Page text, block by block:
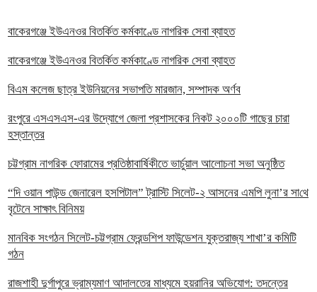
বাকেরগঞ্জে ইউএনওর বিতর্কিত কর্মকাণ্ডে নাগরিক সেবা ব্যাহত
বাকেরগঞ্জে ইউএনওর বিতর্কিত কর্মকাণ্ডে নাগরিক সেবা ব্যাহত
বিএম কলেজ ছাত্র ইউনিয়নের সভাপতি মারজান, সম্পাদক অর্ণব
রংপুরে এসএসএস-এর উদ্যোগে জেলা প্রশাসকের নিকট ২০০০টি গাছের চারা
হস্তান্তর
চট্টগ্রাম নাগরিক ফোরামের প্রতিষ্ঠাবার্ষিকীতে ভার্চুয়াল আলোচনা সভা অনুষ্ঠিত
“দি ওয়ান পাউন্ড জেনারেল হসপিটাল” ট্রাস্টি সিলেট-২ আসনের এমপি লুনা’র সা‌থে
বৃটেনে সাক্ষাৎ বিনিময়
মানবিক সংগঠন সিলেট-চট্টগ্রাম ফ্রেন্ডশিপ ফাউন্ডেশন যুক্তরাজ্য শাখা’র কমিটি
গঠন
রাজশাহী দুর্গাপুরে ভ্রাম্যমাণ আদালতের মাধ্যমে হয়রানির অভিযোগ: তদন্তের